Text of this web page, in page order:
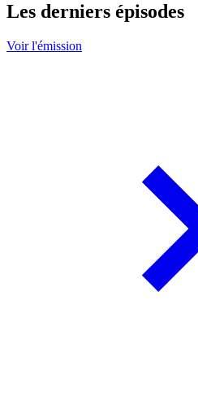
Les derniers épisodes
Voir l'émission